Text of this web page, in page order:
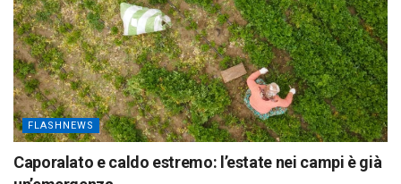
FLASHNEWS
Caporalato e caldo estremo: l’estate nei campi è già